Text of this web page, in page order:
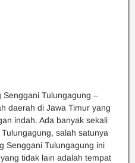
Tulungagung –
daerah di Jawa Timur yang
indah. Ada banyak sekali
salah satunya
Senggani Tulungagung ini
tidak lain adalah tempat